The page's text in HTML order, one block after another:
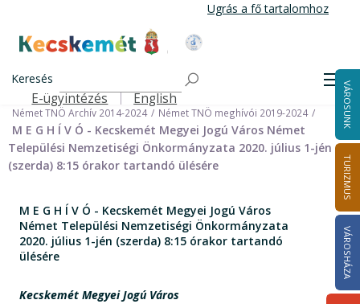
tartalomra
Ugrás a fő tartalomhoz
Kecskemét Város Honlapja
Keresés
Felső navigáció
E-ügyintézés English VÁROSUNK
TURIZMUS
VÁROSHÁZA
Önkormányzat
Nemzetiségi Önkormányzatok
Német Települési Nemzetiségi Önkormányzat
Német TNÖ Archív 2014-2024
Német TNÖ meghívói 2019-2024
M E G H Í V Ó - Kecskemét Megyei Jogú Város Német
Települési Nemzetiségi Önkormányzata 2020. július 1-jén
(szerda) 8:15 órakor tartandó ülésére
M E G H Í V Ó - Kecskemét Megyei Jogú Város
Német Települési Nemzetiségi Önkormányzata
2020. július 1-jén (szerda) 8:15 órakor tartandó
ülésére
Kecskemét Megyei Jogú Város